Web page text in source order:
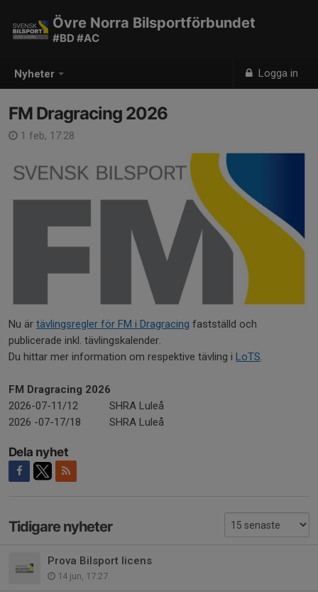
Nyheter Logga in
Övre Norra Bilsportförbundet
#BD #AC
FM Dragracing 2026
1 feb, 17:28
Nu är tävlingsregler för FM i Dragracing fastställd och
publicerade inkl. tävlingskalender.
Du hittar mer information om respektive tävling i LoTS
FM Dragracing 2026
2026-07-11/12
SHRA Luleå
2026 -07-17/18
SHRA Luleå
Dela nyhet
Tidigare nyheter
Prova Bilsport licens
14 jun, 17:27